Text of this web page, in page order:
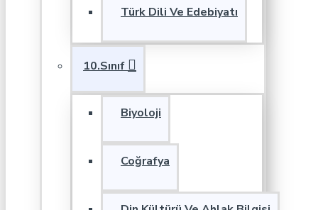
Türk Dili Ve Edebiyatı
10.Sınıf
Biyoloji
Coğrafya